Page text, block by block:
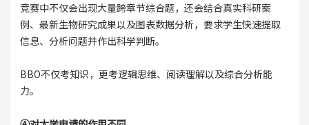
竞赛中不仅会出现大量跨章节综合题，还会结合真实科研案
例、最新生物研究成果以及图表数据分析，要求学生快速提取
信息、分析问题并作出科学判断。
BBO不仅考知识，更考逻辑思维、阅读理解以及综合分析能
力。